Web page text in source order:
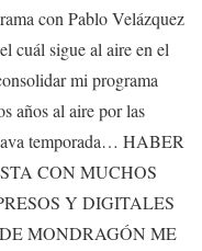
con Pablo Velázquez
cuál sigue al aire en el
mi programa
años al aire por las
temporada… HABER
CON MUCHOS
Y DIGITALES
MONDRAGÓN ME